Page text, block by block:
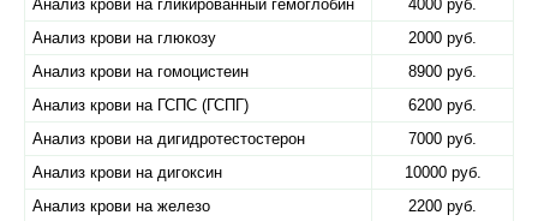
Анализ крови на гликированный гемоглобин
4000 руб.
Анализ крови на глюкозу
2000 руб.
Анализ крови на гомоцистеин
8900 руб.
Анализ крови на ГСПС (ГСПГ)
6200 руб.
Анализ крови на дигидротестостерон
7000 руб.
Анализ крови на дигоксин
10000 руб.
Анализ крови на железо
2200 руб.